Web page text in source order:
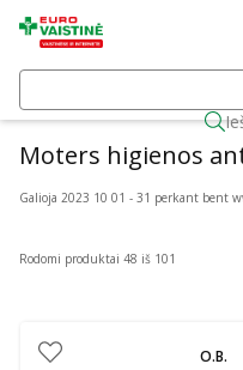
Moters higienos
Rodomi produktai 48 iš 101
O.B.